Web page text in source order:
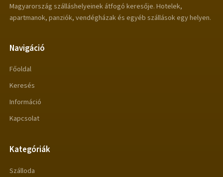
Magyarország szálláshelyeinek átfogó keresője. Hotelek,
apartmanok, panziók, vendégházak és egyéb szállások egy helyen.
Navigáció
Főoldal
Keresés
Információ
Kapcsolat
Kategóriák
Szálloda